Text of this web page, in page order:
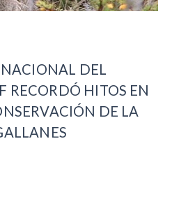
DEL
RECORDÓ HITOS EN
DE LA